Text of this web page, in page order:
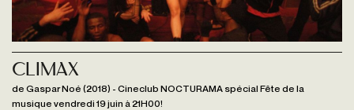
CLIMAX
de Gaspar Noé (2018) - Cineclub NOCTURAMA spécial Fête de la
musique vendredi 19 juin à 21H00!